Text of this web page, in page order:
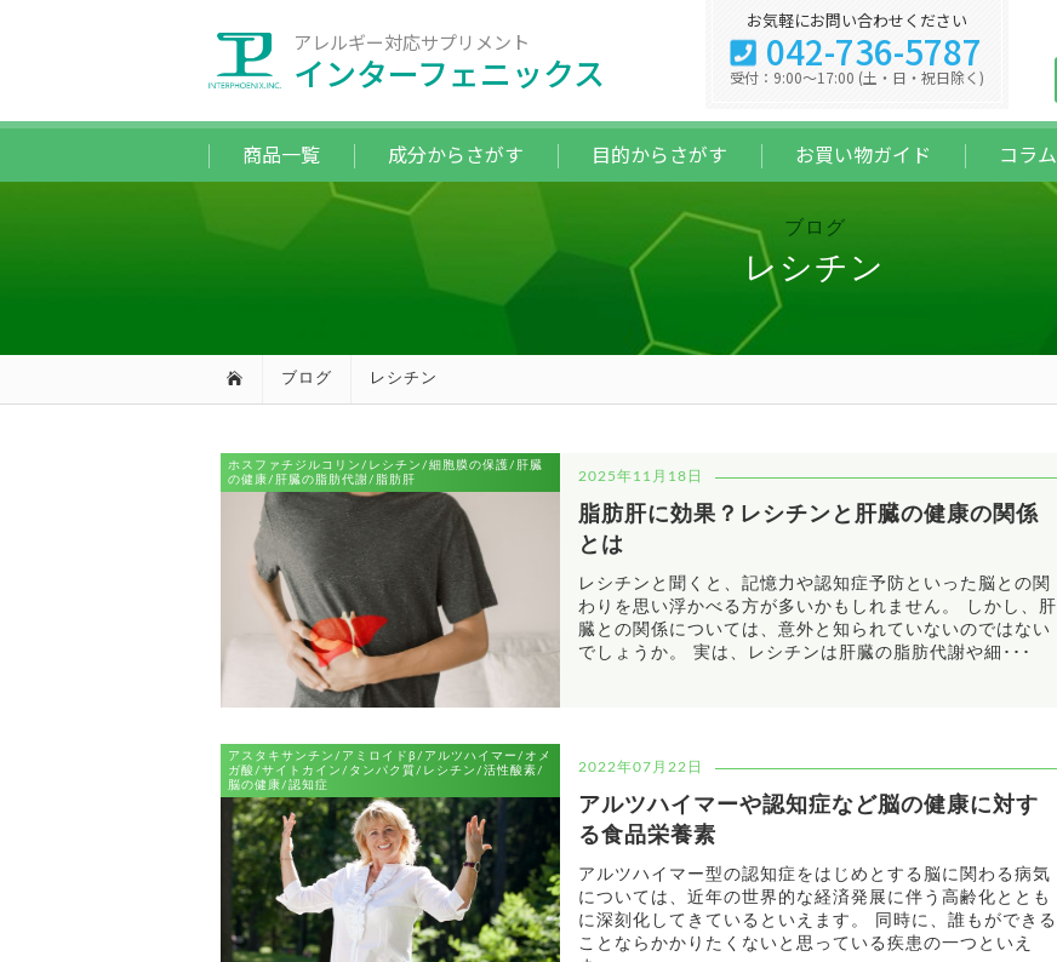
アレルギー対応サプリメント
インターフェニックス
商品一覧 成分からさがす 目的からさがす お買い物ガイド コラム
お気軽にお問い合わせください
042-736-5787
受付：9:00～17:00 (土・日・祝日除く)
ブログ
レシチン
ブログ レシチン
ホスファチジルコリン/レシチン/細胞膜の保護/肝臓
の健康/肝臓の脂肪代謝/脂肪肝
2025年11月18日
脂肪肝に効果？レシチンと肝臓の健康の関係
とは
レシチンと聞くと、記憶力や認知症予防といった脳との関
わりを思い浮かべる方が多いかもしれません。 しかし、肝
臓との関係については、意外と知られていないのではない
でしょうか。 実は、レシチンは肝臓の脂肪代謝や細･･･
アスタキサンチン/アミロイドβ/アルツハイマー/オメ
ガ酸/サイトカイン/タンパク質/レシチン/活性酸素/
脳の健康/認知症
2022年07月22日
アルツハイマーや認知症など脳の健康に対す
る食品栄養素
アルツハイマー型の認知症をはじめとする脳に関わる病気
については、近年の世界的な経済発展に伴う高齢化ととも
に深刻化してきているといえます。 同時に、誰もができる
ことならかかりたくないと思っている疾患の一つといえ